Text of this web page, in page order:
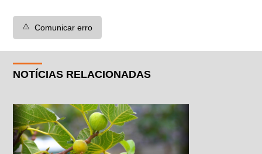
⚠️ Comunicar erro
NOTÍCIAS RELACIONADAS